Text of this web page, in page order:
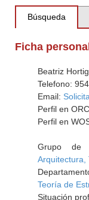
Búsqueda
Ficha
Beatriz
Telefono:
Email:
Perfil en
Perfil en
Grupo de
Arquitectura,
Teoría de
Situación